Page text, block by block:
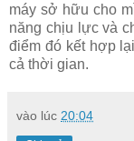
máy sở hữu cho
năng chịu lực và
điểm đó kết hợp
cả thời gian.
vào lúc 20:04